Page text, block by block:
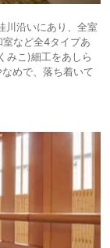
川沿いにあり、全室
など全4タイプあ
みこ)細工をあしら
めで、落ち着いて